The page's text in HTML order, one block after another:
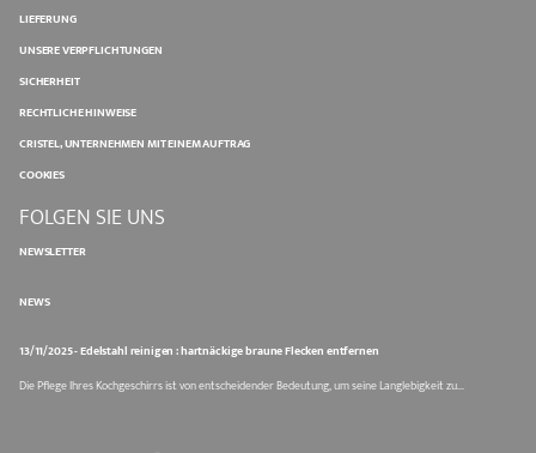
LIEFERUNG
UNSERE VERPFLICHTUNGEN
SICHERHEIT
RECHTLICHE HINWEISE
CRISTEL, UNTERNEHMEN MIT EINEM AUFTRAG
COOKIES
FOLGEN SIE UNS
NEWSLETTER
NEWS
13/11/2025 - Edelstahl reinigen : hartnäckige braune Flecken entfernen
Die Pflege Ihres Kochgeschirrs ist von entscheidender Bedeutung, um seine Langlebigkeit zu...